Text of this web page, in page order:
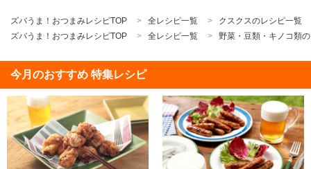
ズバうま！おつまみレシピTOP 全レシピ一覧
クスクスのレシピ一覧
ズバうま！おつまみレシピTOP
全レシピ一覧 野菜・豆類・キノコ類
今月のおすすめ 特集レシピ